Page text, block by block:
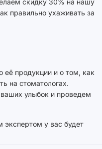
скидку 30% на нашу
правильно ухаживать за
её продукции и о том, как
на стоматологах.
улыбок и проведем
у вас будет